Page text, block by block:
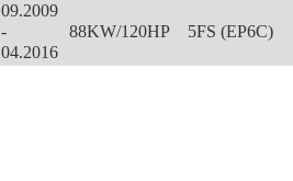
09.2009
-
04.2016
88KW/120HP 5FS (EP6C)